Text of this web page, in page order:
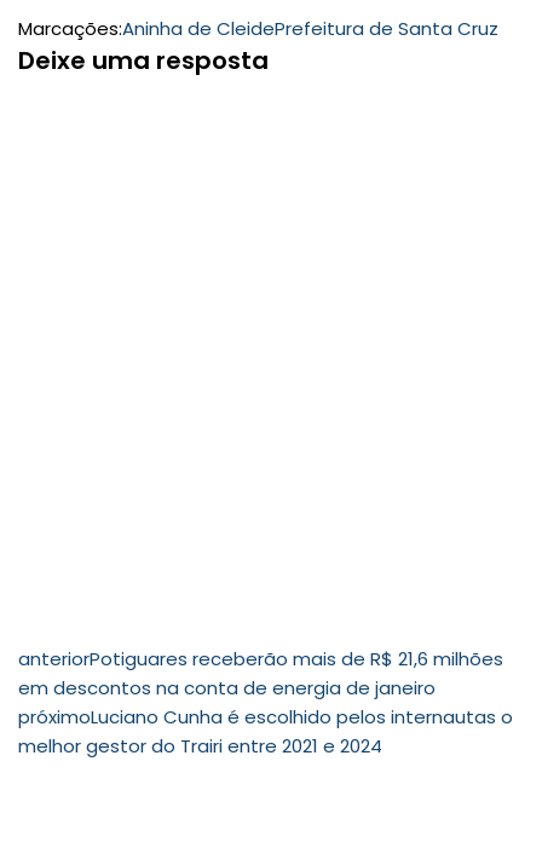
Marcações:Aninha de CleidePrefeitura de Santa Cruz
Deixe uma resposta
anteriorPotiguares receberão mais de R$ 21,6 milhões
em descontos na conta de energia de janeiro
próximoLuciano Cunha é escolhido pelos internautas o
melhor gestor do Trairi entre 2021 e 2024